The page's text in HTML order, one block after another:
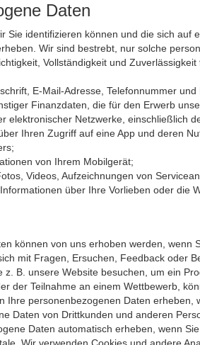
Daten
identifizieren können und die sich
Wir sind bestrebt, nur solche
Vollständigkeit und
E-Mail-Adresse, Telefonnummer und
Finanzdaten, die für den Erwerb
elektronischer Netzwerke,
Ihren Zugriff auf eine App und deren
von Ihrem Mobilgerät;
Videos, Aufzeichnungen von
über Ihre Vorlieben oder die
können von uns erhoben werden,
mit Fragen, Ersuchen, Feedback
B. unsere Website besuchen, um ein
der Teilnahme an einem Wettbewerb,
personenbezogenen Daten
Daten von Drittkunden und anderen
Daten automatisch erheben, wenn